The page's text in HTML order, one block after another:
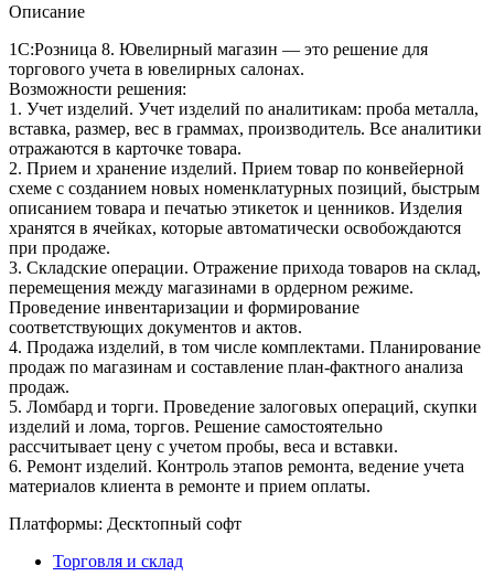
Описание
1С:Розница 8. Ювелирный магазин — это решение для
торгового учета в ювелирных салонах.
Возможности решения:
1. Учет изделий. Учет изделий по аналитикам: проба металла,
вставка, размер, вес в граммах, производитель. Все аналитики
отражаются в карточке товара.
2. Прием и хранение изделий. Прием товар по конвейерной
схеме с созданием новых номенклатурных позиций, быстрым
описанием товара и печатью этикеток и ценников. Изделия
хранятся в ячейках, которые автоматически освобождаются
при продаже.
3. Складские операции. Отражение прихода товаров на склад,
перемещения между магазинами в ордерном режиме.
Проведение инвентаризации и формирование
соответствующих документов и актов.
4. Продажа изделий, в том числе комплектами. Планирование
продаж по магазинам и составление план-фактного анализа
продаж.
5. Ломбард и торги. Проведение залоговых операций, скупки
изделий и лома, торгов. Решение самостоятельно
рассчитывает цену с учетом пробы, веса и вставки.
6. Ремонт изделий. Контроль этапов ремонта, ведение учета
материалов клиента в ремонте и прием оплаты.
Платформы: Десктопный софт
Торговля и склад